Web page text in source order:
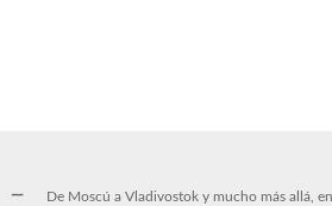
De Moscú a Vladivostok y mucho más allá, en